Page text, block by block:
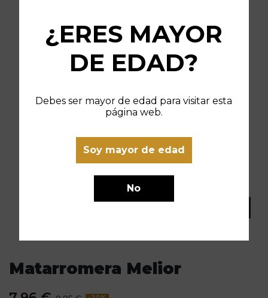
¿ERES MAYOR
DE EDAD?
Debes ser mayor de edad para visitar esta
página web.
Soy mayor de edad
No
Matarromera Melior